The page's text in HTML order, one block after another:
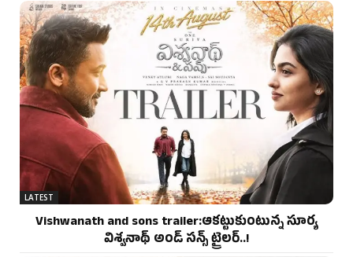
LATEST
Vishwanath and sons trailer:ఆకట్టుకుంటున్న సూర్య
విశ్వనాథ్ అండ్ సన్స్ ట్రైలర్..!